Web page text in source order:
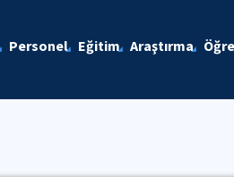
Personel Eğitim Araştırma